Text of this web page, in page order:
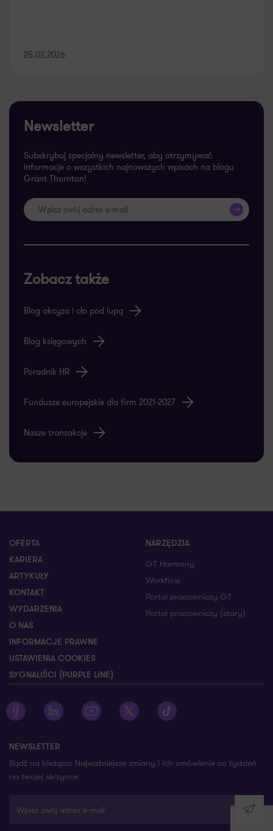
25.02.2026
Newsletter
Subskrybuj specjalny newsletter, aby otrzymywać
informacje o wszystkich najnowszych wpisach na blogu
Grant Thornton!
>>
Zobacz także
Blog akcyza i cło pod lupą
Blog księgowych
Poradnik HR
Fundusze europejskie dla firm 2021-2027
Nasze transakcje
OFERTA
KARIERA
ARTYKUŁY
KONTAKT
WYDARZENIA
O NAS
INFORMACJE PRAWNE
USTAWIENIA COOKIES
SYGNALIŚCI (PURPLE LINE)
NARZĘDZIA
GT Harmony
Workflow
Portal pracowniczy GT
Portal pracowniczy (stary)
Zobacz profil Grant Thornton na Facebooku
Zobacz profil Grant Thornton na LinkedIn
Zobacz profil Grant Thornton na YouTube
Zobacz profil Grant Thornton na X
Zobacz profil Grant
NEWSLETTER
Bądź na bieżąco: Najważniejsze zmiany i ich omówienie co tydzień
na twojej skrzynce
Wyślij